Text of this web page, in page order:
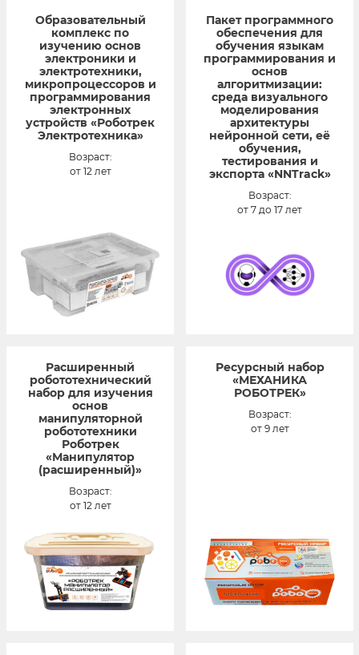
Образовательный
комплекс по
изучению основ
электроники и
электротехники,
микропроцессоров и
программирования
электронных
устройств «Роботрек
Электротехника»
Возраст:
от 12 лет
Пакет программного
обеспечения для
обучения языкам
программирования и
основ
алгоритмизации:
среда визуального
моделирования
архитектуры
нейронной сети, её
обучения,
тестирования и
экспорта «NNTrack»
Возраст:
от 7 до 17 лет
Расширенный
робототехнический
набор для изучения
основ
манипуляторной
робототехники
Роботрек
«Манипулятор
(расширенный)»
Возраст:
от 12 лет
Ресурсный набор
«МЕХАНИКА
РОБОТРЕК»
Возраст:
от 9 лет